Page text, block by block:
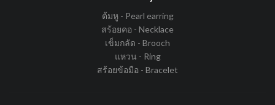
ต้มหู - Pearl earring
สร้อยคอ - Necklace
เข็มกลัด - Brooch
แหวน - Ring
สร้อยข้อมือ - Bracelet